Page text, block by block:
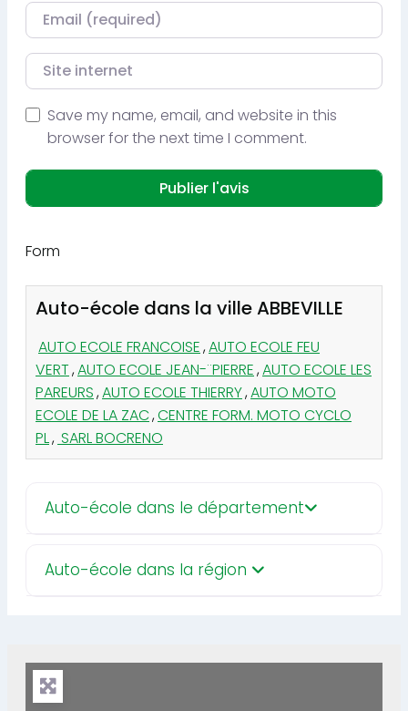
Courriel
Site internet
Save my name, email, and website in this
browser for the next time I comment.
Form
Auto-école dans la ville ABBEVILLE
AUTO ECOLE FRANCOISE,AUTO ECOLE FEU
VERT,AUTO ECOLE JEAN-¨PIERRE,AUTO ECOLE LES
PAREURS,AUTO ECOLE THIERRY,AUTO MOTO
ECOLE DE LA ZAC,CENTRE FORM. MOTO CYCLO
PL, SARL BOCRENO
Auto-école dans le département
Auto-école dans la région